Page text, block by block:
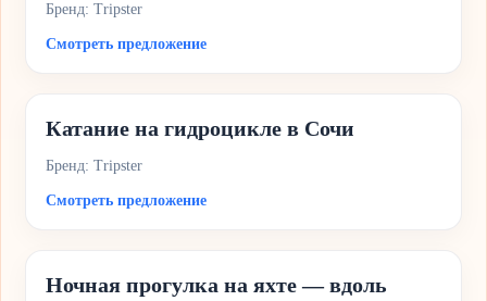
Бренд: Tripster
Смотреть предложение
Катание на гидроцикле в Сочи
Бренд: Tripster
Смотреть предложение
Ночная прогулка на яхте — вдоль